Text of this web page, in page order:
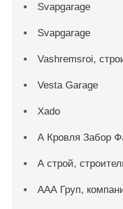
Svapgarage
Svapgarage
Vashremsroi,
Vesta Garage
Xado
А Кровля Забор
А строй,
ААА Груп,